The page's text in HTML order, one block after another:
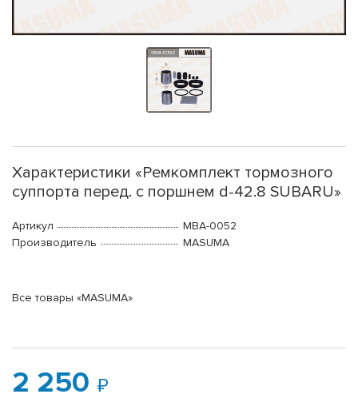
Характеристики «Ремкомплект тормозного
суппорта перед. с поршнем d-42.8 SUBARU»
Артикул
MBA-0052
Производитель
MASUMA
Все товары «MASUMA»
2 250